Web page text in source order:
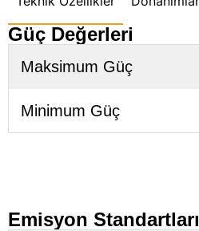
Güç Değerleri
Maksimum Güç
Minimum Güç
Emisyon Standartları